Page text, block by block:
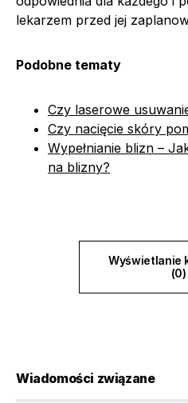
lekarzem przed jej
Podobne tematy
Czy laserowe
Czy nacięcie skóry
Wypełnianie blizn –
na blizny?
Wyświetlanie
(0)
Wiadomości związane